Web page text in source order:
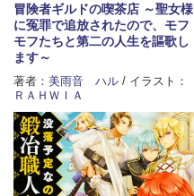
冒険者ギルドの喫茶店 ～聖女様
に冤罪で追放されたので、モフ
モフたちと第二の人生を謳歌し
ます～
著者： 美雨音 ハル / イラスト：
ＲＡＨＷＩＡ